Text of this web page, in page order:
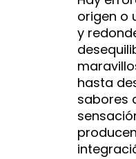
origen o
y
hasta
sabores